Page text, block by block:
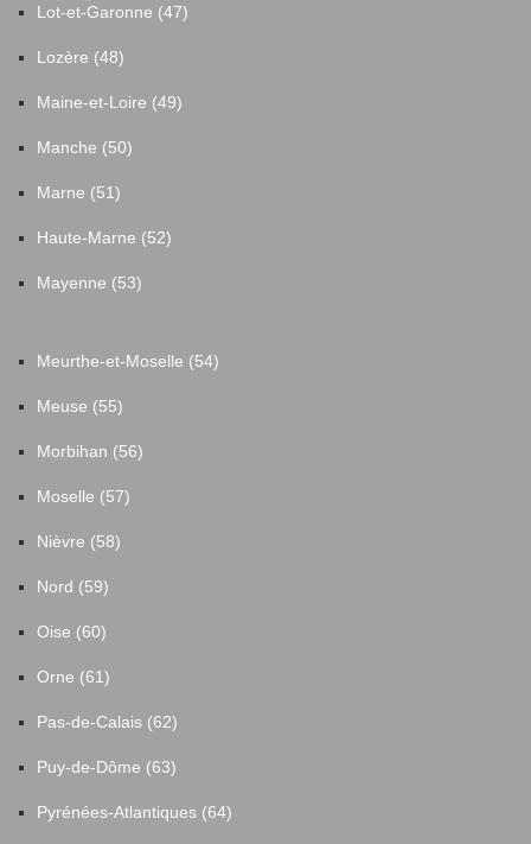
Lot-et-Garonne (47)
Lozère (48)
Maine-et-Loire (49)
Manche (50)
Marne (51)
Haute-Marne (52)
Mayenne (53)
Meurthe-et-Moselle (54)
Meuse (55)
Morbihan (56)
Moselle (57)
Nièvre (58)
Nord (59)
Oise (60)
Orne (61)
Pas-de-Calais (62)
Puy-de-Dôme (63)
Pyrénées-Atlantiques (64)